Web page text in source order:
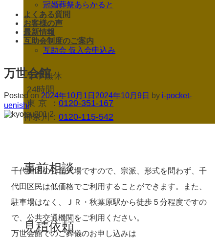
年中無休
24時間
東京
：0120-351-167
神奈川： 0120-115-542
事前相談
見積依頼
冠婚葬祭あらかると
よくある質問
お客様の声
最新情報
互助会制度のご案内
互助会 仮入会申込み
万世会館
Posted on 2024年10月1日 2024年10月9日 by i-pocket-
uenishi
千代田区の公営式場ですので、宗派、形式を問わず、千
代田区民は低価格でご利用することができます。また、
駐車場はなく、ＪＲ・秋葉原駅から徒歩５分程度ですの
で、公共交通機関をご利用ください。
万世会館でのご葬儀のお申し込みは